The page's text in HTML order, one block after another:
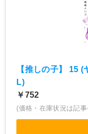
【推しの子】 15
L)
￥752
(価格・在庫状況は記